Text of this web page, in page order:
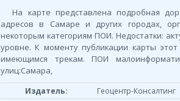
На карте представлена подробная
адресов в Самаре и других городах,
некоторым категориям ПОИ. Недостатки:
уровне. К моменту публикации карты
имеющимся трекам. ПОИ
улиц:Самара,
Издатель:
Геоцентр-Консалтинг